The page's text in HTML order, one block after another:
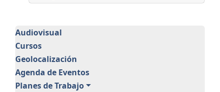
Extensión
Audiovisual
Cursos
Geolocalización
Agenda de Eventos
Planes de Trabajo